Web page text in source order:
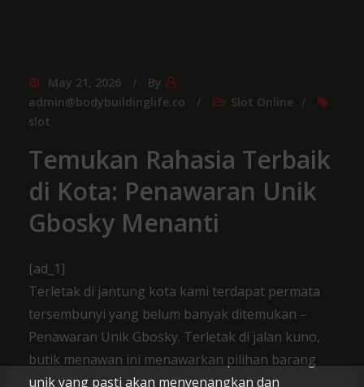
May 21, 2026
By
admin@bodybuildinglife.co
Slot Online
slot
Temukan Rahasia Terbaik
di Kota: Penawaran Unik
Gbosky Menanti
[ad_1]
Terletak di jantung kota kami terdapat permata
tersembunyi yang belum banyak ditemukan –
Penawaran Unik Gbosky. Terletak di jalan kuno,
butik menawan ini menawarkan pilihan barang
unik yang pasti akan menyenangkan dan